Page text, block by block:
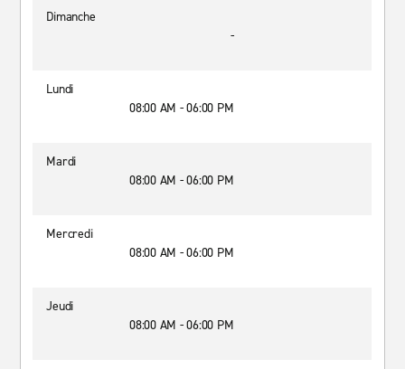
Dimanche
-
Lundi
08:00 AM - 06:00 PM
Mardi
08:00 AM - 06:00 PM
Mercredi
08:00 AM - 06:00 PM
Jeudi
08:00 AM - 06:00 PM